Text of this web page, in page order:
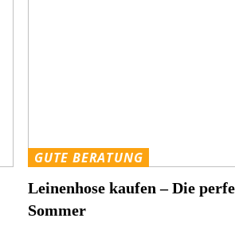
GUTE BERATUNG
Leinenhose kaufen – Die
Sommer